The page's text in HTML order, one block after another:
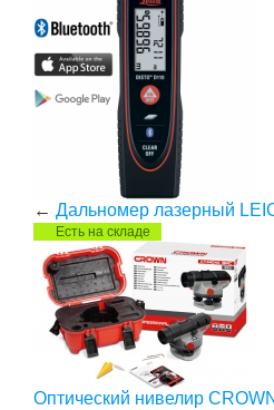
← Дальномер лазерный
Есть на складе
Оптический нивелир